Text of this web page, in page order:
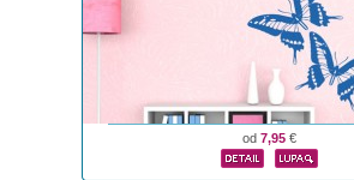
od 7,95€